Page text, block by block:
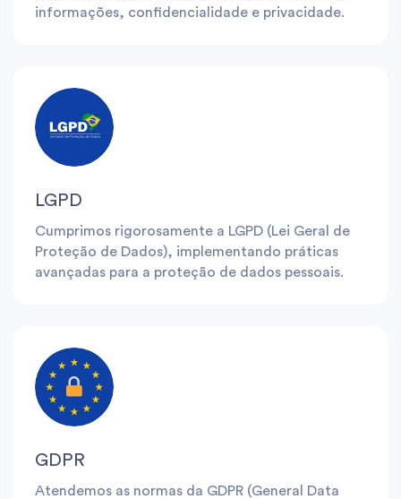
informações, confidencialidade e privacidade.
LGPD
Cumprimos rigorosamente a LGPD (Lei Geral de
Proteção de Dados), implementando práticas
avançadas para a proteção de dados pessoais.
GDPR
Atendemos as normas da GDPR (General Data